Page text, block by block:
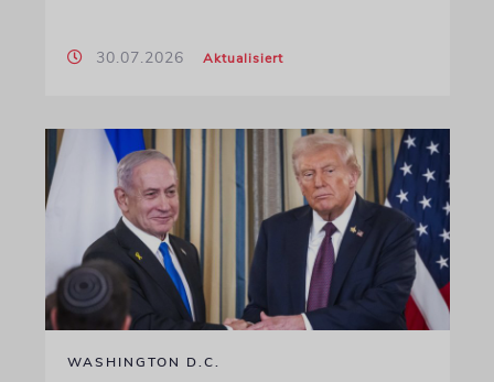
30.07.2026 Aktualisiert
WASHINGTON D.C.